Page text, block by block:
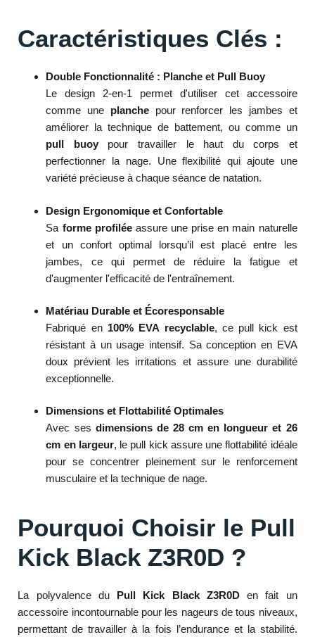
Caractéristiques Clés :
Double Fonctionnalité : Planche et Pull Buoy
Le design 2-en-1 permet d'utiliser cet accessoire
comme une planchepour renforcer les jambes et
améliorer la technique de battement, ou comme un
pull buoypour travailler le haut du corps et
perfectionner la nage. Une flexibilité qui ajoute une
variété précieuse à chaque séance de natation.
Design Ergonomique et Confortable
Sa forme profiléeassure une prise en main naturelle
et un confort optimal lorsqu’il est placé entre les
jambes, ce qui permet de réduire la fatigue et
d'augmenter l'efficacité de l'entraînement.
Matériau Durable et Écoresponsable
Fabriqué en 100% EVA recyclable, ce pull kick est
résistant à un usage intensif. Sa conception en EVA
doux prévient les irritations et assure une durabilité
exceptionnelle.
Dimensions et Flottabilité Optimales
Avec ses dimensions de 28 cm en longueur et 26
cm en largeur, le pull kick assure une flottabilité idéale
pour se concentrer pleinement sur le renforcement
musculaire et la technique de nage.
Pourquoi Choisir le Pull
Kick Black Z3R0D ?
La polyvalence du Pull Kick Black Z3R0Den fait un
accessoire incontournable pour les nageurs de tous niveaux,
permettant de travailler à la fois l’endurance et la stabilité.